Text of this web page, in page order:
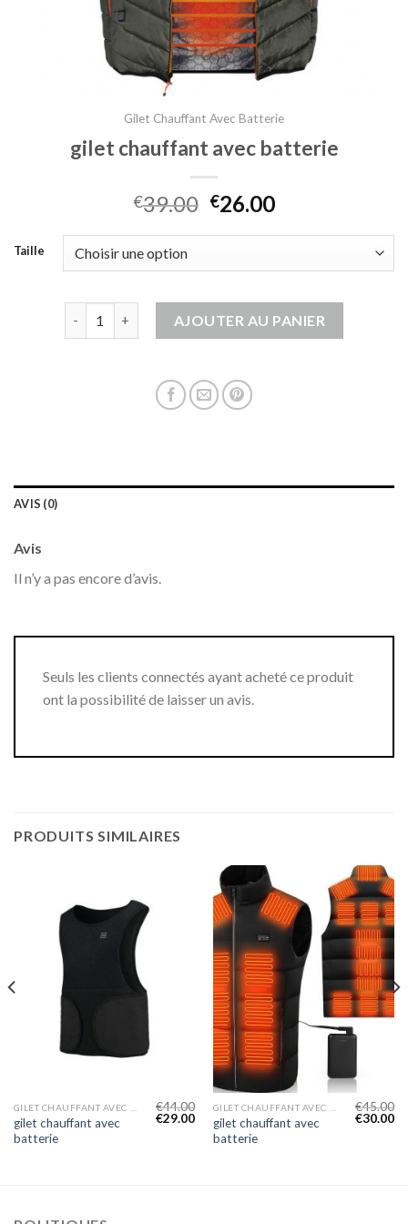
Gilet Chauffant Avec Batterie
gilet chauffant avec batterie
€39.00 €26.00
Taille
AJOUTER AU PANIER
AVIS (0)
Avis
Il n’y a pas encore d’avis.
Seuls les clients connectés ayant acheté ce produit
ont la possibilité de laisser un avis.
PRODUITS SIMILAIRES
gilet chauffant avec
batterie
€44.00
€29.00
gilet chauffant avec
batterie
€45.00
€30.00